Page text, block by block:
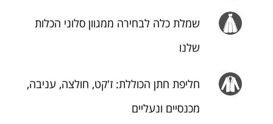
שמלת כלה לבחירה ממגוון סלוני הכלות
שלנו
חליפת חתן הכוללת: ז'קט, חולצה, עניבה,
מכנסיים ונעליים